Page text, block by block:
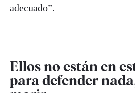
adecuado”.
Ellos no están en
para defender